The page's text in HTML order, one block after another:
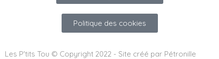
Politique des cookies
Les P'tits Tou © Copyright 2022 - Site créé par Pétronille